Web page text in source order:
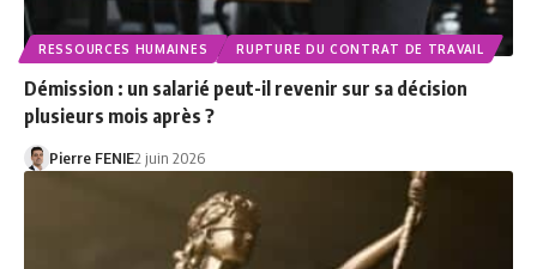
RESSOURCES HUMAINES RUPTURE DU CONTRAT DE TRAVAIL
Démission : un salarié peut-il revenir sur sa décision
plusieurs mois après ?
Pierre FENIE2 juin 2026